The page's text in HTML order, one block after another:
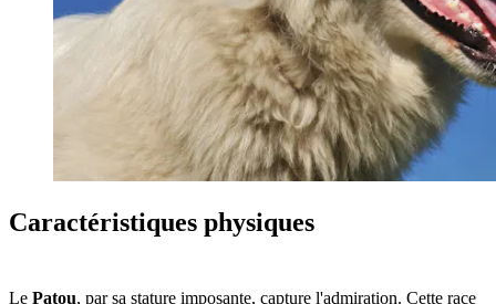
Caractéristiques physiques
Le Patou, par sa stature imposante, capture l'admiration. Cette race